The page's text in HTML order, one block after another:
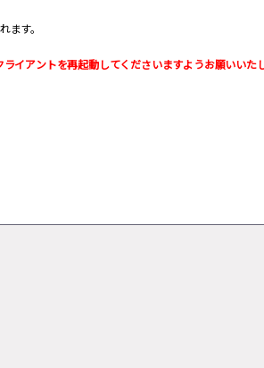
ます。
アントを再起動してくださいますようお願いいたし